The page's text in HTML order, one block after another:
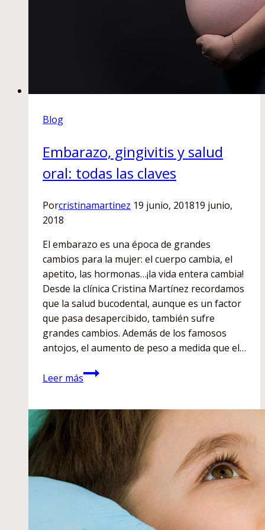
Blog
Embarazo, gingivitis y salud
oral: todas las claves
Porcristinamartinez 19 junio, 201819 junio,
2018
El embarazo es una época de grandes
cambios para la mujer: el cuerpo cambia, el
apetito, las hormonas…¡la vida entera cambia!
Desde la clínica Cristina Martínez recordamos
que la salud bucodental, aunque es un factor
que pasa desapercibido, también sufre
grandes cambios. Además de los famosos
antojos, el aumento de peso a medida que el…
Leer másEmbarazo,
gingivitis
salud
oral:
todas
las
claves